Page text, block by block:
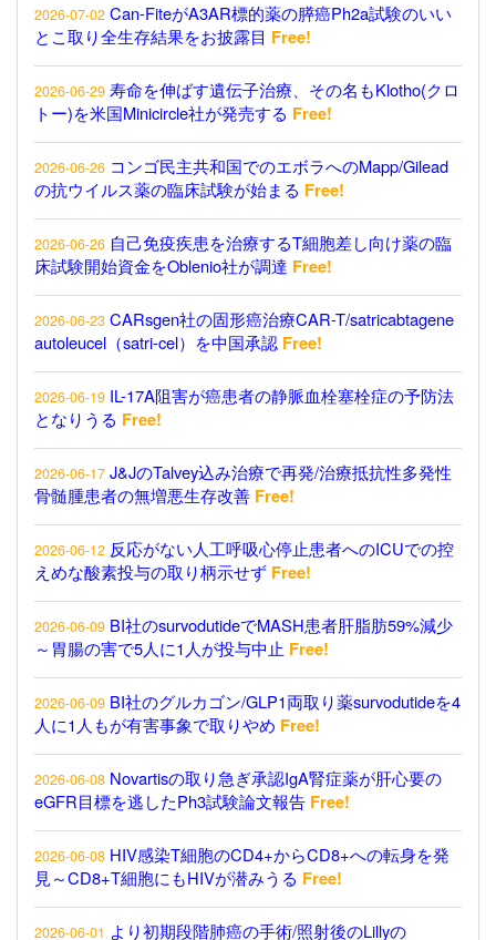
2026-07-02 Can-FiteがA3AR標的薬の膵癌Ph2a試験のいい
とこ取り全生存結果をお披露目 Free!
2026-06-29 寿命を伸ばす遺伝子治療、その名もKlotho(クロ
トー)を米国Minicircle社が発売する Free!
2026-06-26 コンゴ民主共和国でのエボラへのMapp/Gilead
の抗ウイルス薬の臨床試験が始まる Free!
2026-06-26 自己免疫疾患を治療するT細胞差し向け薬の臨
床試験開始資金をOblenio社が調達 Free!
2026-06-23 CARsgen社の固形癌治療CAR-T/satricabtagene
autoleucel（satri-cel）を中国承認 Free!
2026-06-19 IL-17A阻害が癌患者の静脈血栓塞栓症の予防法
となりうる Free!
2026-06-17 J&JのTalvey込み治療で再発/治療抵抗性多発性
骨髄腫患者の無増悪生存改善 Free!
2026-06-12 反応がない人工呼吸心停止患者へのICUでの控
えめな酸素投与の取り柄示せず Free!
2026-06-09 BI社のsurvodutideでMASH患者肝脂肪59%減少
～胃腸の害で5人に1人が投与中止 Free!
2026-06-09 BI社のグルカゴン/GLP1両取り薬survodutideを4
人に1人もが有害事象で取りやめ Free!
2026-06-08 Novartisの取り急ぎ承認IgA腎症薬が肝心要の
eGFR目標を逃したPh3試験論文報告 Free!
2026-06-08 HIV感染T細胞のCD4+からCD8+への転身を発
見～CD8+T細胞にもHIVが潜みうる Free!
2026-06-01 より初期段階肺癌の手術/照射後のLillyの